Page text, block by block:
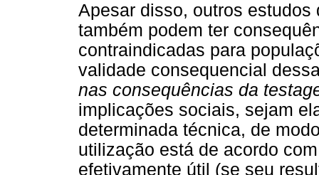
Apesar disso, outros
também podem ter
contraindicadas para
validade consequencial
nas consequências da
implicações sociais, sejam
determinada técnica, de
utilização está de acordo
efetivamente útil (se seu